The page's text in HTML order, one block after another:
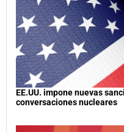
EE.UU. impone nuevas
conversaciones nucleares